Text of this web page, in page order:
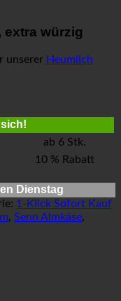
extra würzig
unserer Heumilch
ab 6 Stk.
10 % Rabatt
Dienstag
1-Klick Sofort Kauf
, Senn Almkäse,